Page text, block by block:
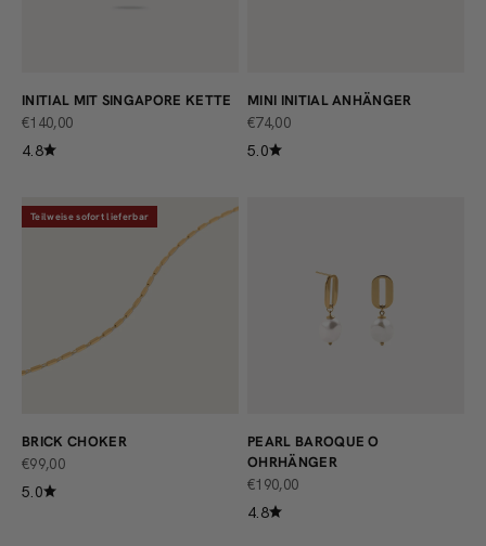
INITIAL MIT SINGAPORE KETTE
ANGEBOT
€140,00
4.8
MINI INITIAL ANHÄNGER
ANGEBOT
€74,00
5.0
Teilweise sofort lieferbar
BRICK CHOKER
ANGEBOT
€99,00
5.0
PEARL BAROQUE O
OHRHÄNGER
ANGEBOT
€190,00
4.8